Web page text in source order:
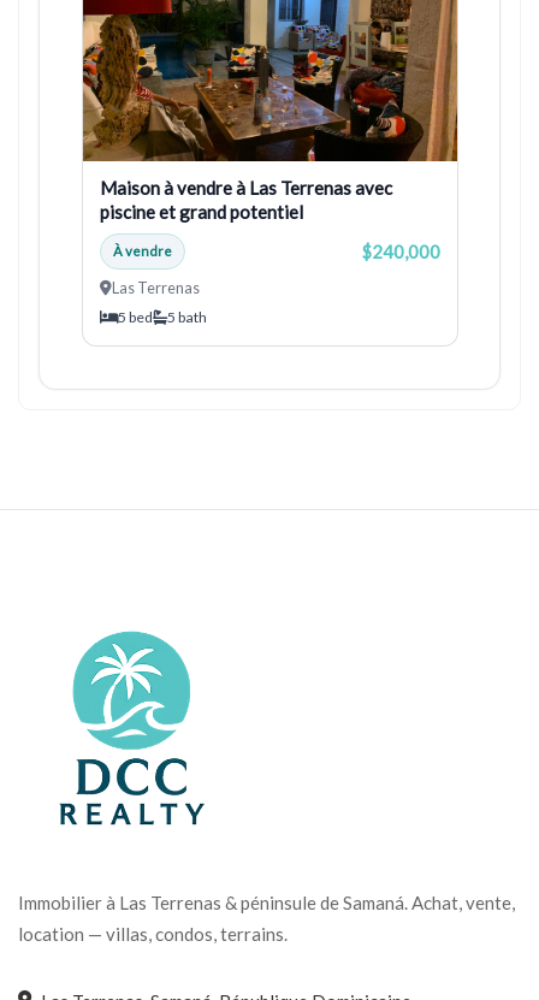
Maison à vendre à Las Terrenas avec
piscine et grand potentiel
À vendre $240,000
Las Terrenas
5 bed 5 bath
Immobilier à Las Terrenas & péninsule de Samaná. Achat, vente,
location — villas, condos, terrains.